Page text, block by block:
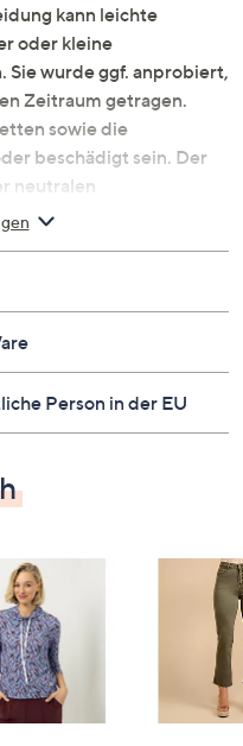
kann leichte
oder kleine
Sie wurde ggf. anprobiert,
Zeitraum getragen.
sowie die
beschädigt sein. Der
neutralen
Sie mehr unter dem
Front
von EVA LUTZ verleiht
Viskose
Person in der EU